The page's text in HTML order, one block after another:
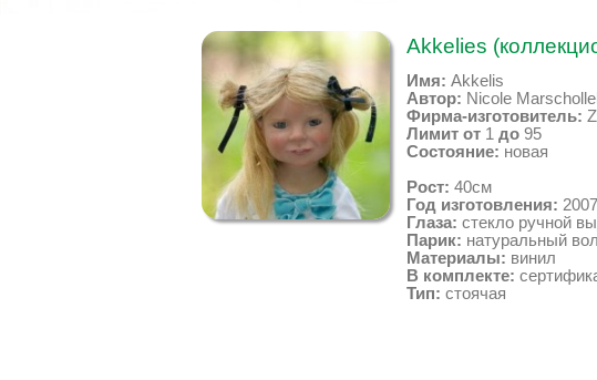
Akkelies
Имя: Akkelis
Автор: Nicole
Фирма-изготовитель:
Лимит от 1 до 95
Состояние: новая
Рост: 40см
Год изготовления: 2007
Глаза: стекло ручной
Парик: натуральный
Материалы: винил
В комплекте:
Тип: стоячая